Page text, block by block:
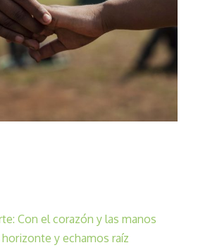
Con el corazón y las manos
y echamos raíz